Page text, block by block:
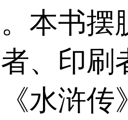
本书摆
、印刷
水浒传